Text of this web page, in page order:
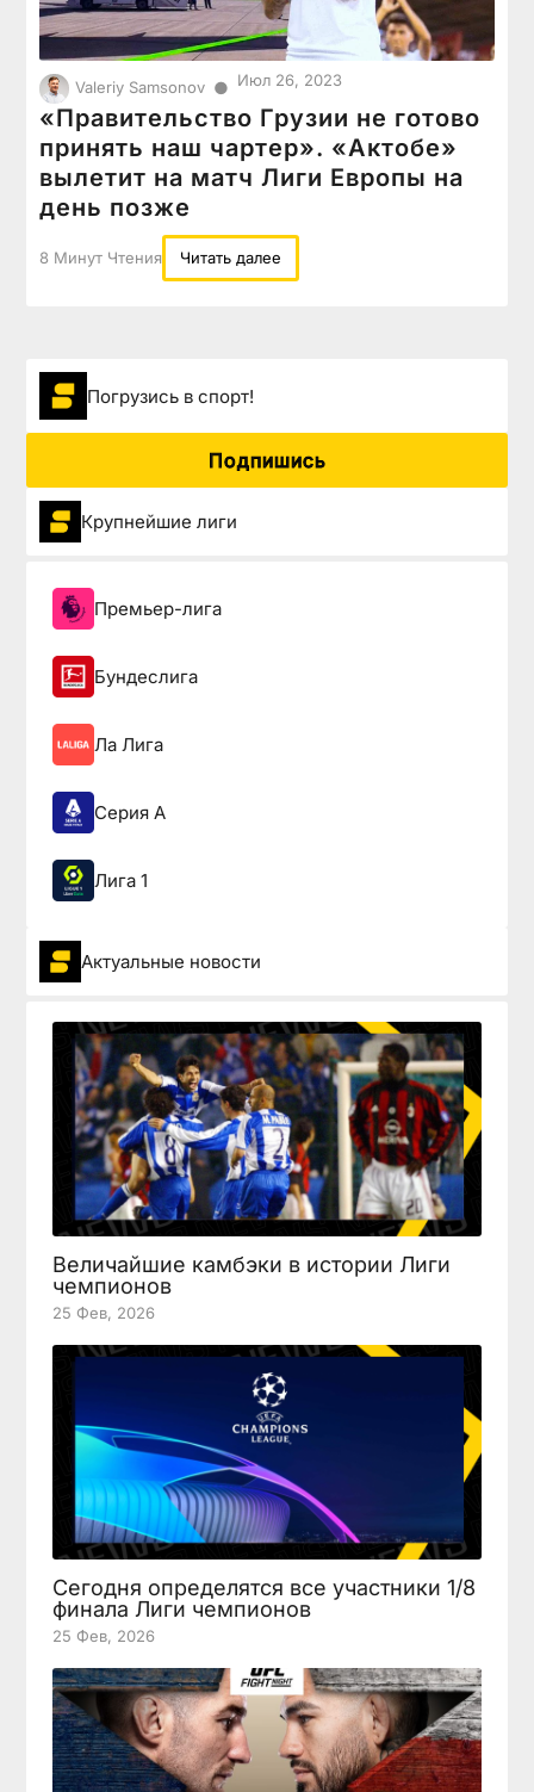
Valeriy Samsonov ● Июл 26, 2023
«Правительство Грузии не готово
принять наш чартер». «Актобе»
вылетит на матч Лиги Европы на
день позже
8 Минут Чтения Читать далее
Погрузиcь в спорт!
Подпишись
Крупнейшие лиги
Премьер-лига
Бундеслига
Ла Лига
Серия А
Лига 1
Актуальные новости
Величайшие камбэки в истории Лиги
чемпионов
25 Фев, 2026
Сегодня определятся все участники 1/8
финала Лиги чемпионов
25 Фев, 2026